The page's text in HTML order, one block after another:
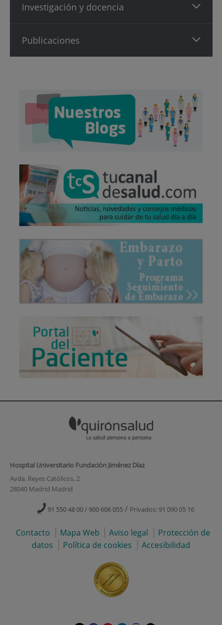
Investigación y docencia
Publicaciones
Hospital Universitario Fundación Jiménez Díaz
Avda. Reyes Católicos, 2
28040 Madrid Madrid
91 550 48 00 / 900 606 055 / Privados: 91 090 05 16
Contacto Mapa Web Aviso legal
Protección de
datos
Política de cookies Accesibilidad